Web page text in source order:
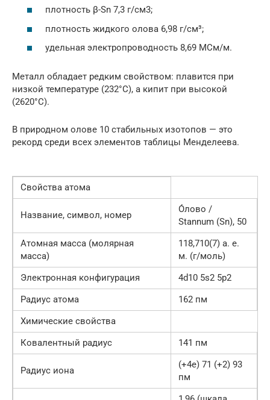
плотность β-Sn 7,3 г/см3;
плотность жидкого олова 6,98 г/см³;
удельная электропроводность 8,69 МСм/м.
Металл обладает редким свойством: плавится при
низкой температуре (232°С), а кипит при высокой
(2620°С).
В природном олове 10 стабильных изотопов — это
рекорд среди всех элементов таблицы Менделеева.
Свойства атома
Название, символ, номер
О́лово /
Stannum (Sn), 50
Атомная масса (молярная
масса)
118,710(7) а. е.
м. (г/моль)
Электронная конфигурация
4d10 5s2 5p2
Радиус атома
162 пм
Химические свойства
Ковалентный радиус
141 пм
Радиус иона
(+4e) 71 (+2) 93
пм